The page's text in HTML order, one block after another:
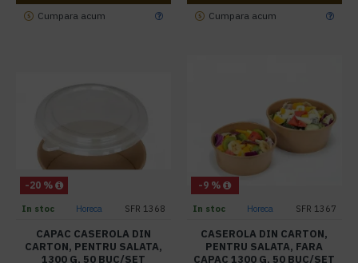
Cumpara acum Cumpara acum
-20 %
In stoc Horeca SFR 1368
CAPAC CASEROLA DIN
CARTON, PENTRU SALATA,
1300 G, 50 BUC/SET
-9 %
In stoc Horeca SFR 1367
CASEROLA DIN CARTON,
PENTRU SALATA, FARA
CAPAC 1300 G, 50 BUC/SET